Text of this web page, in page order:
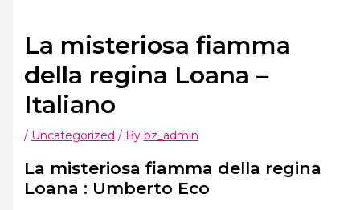
La misteriosa fiamma
della regina Loana –
Italiano
/ Uncategorized / By bz_admin
La misteriosa fiamma della regina
Loana : Umberto Eco